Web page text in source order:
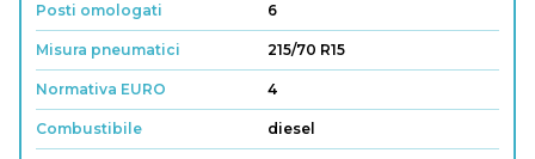
Posti omologati 6
Misura pneumatici 215/70 R15
Normativa EURO 4
Combustibile diesel